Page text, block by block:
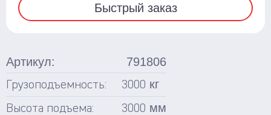
Артикул: 791806
Грузоподъемность: 3000 кг
Высота подъема: 3000 мм
Быстрый заказ
Ножничные
Гидравлические
С электроподъемом
Стационарные